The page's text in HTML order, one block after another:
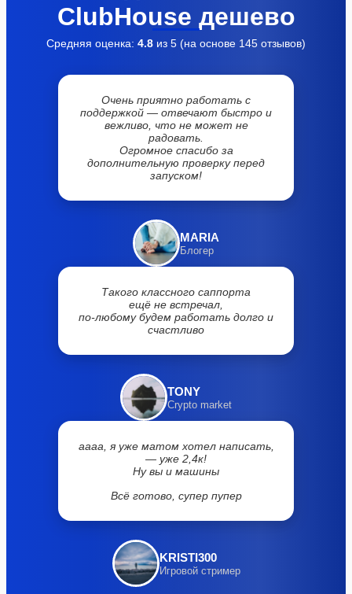
ClubHouse дешево
Средняя оценка: 4.8 из 5 (на основе 145 отзывов)
Очень приятно работать с
поддержкой — отвечают быстро и
вежливо, что не может не
радовать.
Огромное спасибо за
дополнительную проверку перед
запуском!
MARIA
Блогер
Такого классного саппорта
ещё не встречал,
по-любому будем работать долго и
счастливо
TONY
Crypto market
аааа, я уже матом хотел написать,
— уже 2,4к!
Ну вы и машины
Всё готово, супер пупер
KRISTI300
Игровой стример